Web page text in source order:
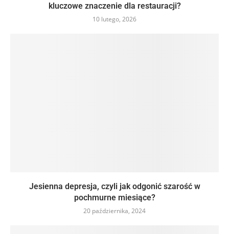
kluczowe znaczenie dla restauracji?
10 lutego, 2026
Jesienna depresja, czyli jak odgonić szarość w
pochmurne miesiące?
20 października, 2024